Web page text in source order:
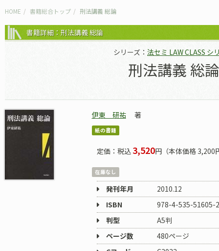
HOME 書籍総合トップ 刑法講義 総論
書籍詳細：刑法講義 総論
シリーズ： 法セミ LAW CLASS シ
刑法講義 総論
伊東 研祐 著
紙の書籍
定価：税込 3,520円（本体価格 3,200
在庫なし
発刊年月
2010.12
ISBN
978-4-535-51605-2
判型
A5判
ページ数
480ページ